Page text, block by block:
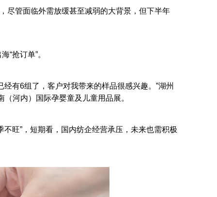
尽管面临外需放缓甚至减弱的大背景，但下半年
“抢订单”。
有6组了，客户对我带来的样品很感兴趣。”湖州
河内）国际孕婴童及儿童用品展。
旺”，短期看，国内纺企经营承压，未来也需积极